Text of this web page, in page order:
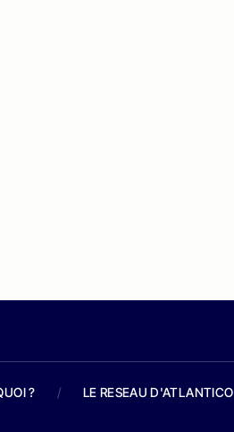
? / LE RESEAU D'ATLANTICO